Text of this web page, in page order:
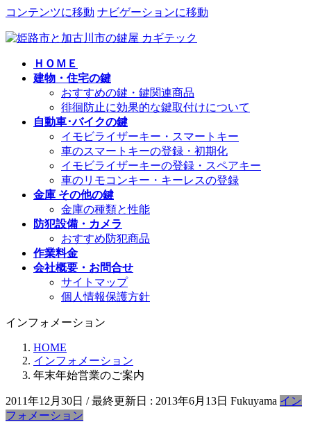
コンテンツに移動 ナビゲーションに移動
ＨＯＭＥ
建物・住宅の鍵
おすすめの鍵・鍵関連商品
徘徊防止に効果的な鍵取付けについて
自動車･バイクの鍵
イモビライザーキー・スマートキー
車のスマートキーの登録・初期化
イモビライザーキーの登録・スペアキー
車のリモコンキー・キーレスの登録
金庫 その他の鍵
金庫の種類と性能
防犯設備・カメラ
おすすめ防犯商品
作業料金
会社概要・お問合せ
サイトマップ
個人情報保護方針
インフォメーション
HOME
インフォメーション
年末年始営業のご案内
2011年12月30日 / 最終更新日 : 2013年6月13日 Fukuyama イン
フォメーション